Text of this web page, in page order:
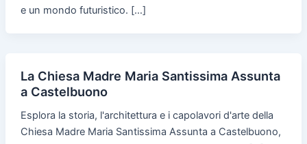
e un mondo futuristico. […]
La Chiesa Madre Maria Santissima Assunta
a Castelbuono
Esplora la storia, l'architettura e i capolavori d'arte della
Chiesa Madre Maria Santissima Assunta a Castelbuono,